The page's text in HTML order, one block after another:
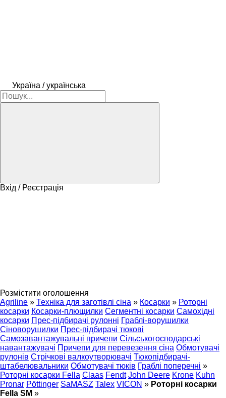
Україна / українська
Вхід / Реєстрація
Розмістити оголошення
Agriline » Техніка для заготівлі сіна » Косарки » Роторні
косарки Косарки-плющилки Сегментні косарки Самохідні
косарки Прес-підбирачі рулонні Граблі-ворушилки
Сіноворушилки Прес-підбирачі тюкові
Самозавантажувальні причепи Сільськогосподарські
навантажувачі Причепи для перевезення сіна Обмотувачі
рулонів Стрічкові валкоутворювачі Тюкопідбирачі-
штабелювальники Обмотувачі тюків Граблі поперечні »
Роторні косарки Fella Claas Fendt John Deere Krone Kuhn
Pronar Pöttinger SaMASZ Talex VICON » Роторні косарки
Fella SM »